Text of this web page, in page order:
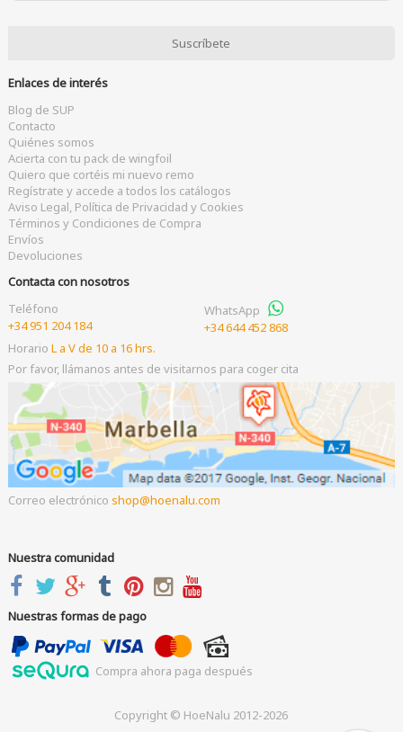
Enlaces de interés
Blog de SUP
Contacto
Quiénes somos
Acierta con tu pack de wingfoil
Quiero que cortéis mi nuevo remo
Regístrate y accede a todos los catálogos
Aviso Legal, Política de Privacidad y Cookies
Términos y Condiciones de Compra
Envíos
Devoluciones
Contacta con nosotros
Teléfono
+34 951 204 184
WhatsApp
+34 644 452 868
Horario L a V de 10 a 16 hrs.
Por favor, llámanos antes de visitarnos para coger cita
Correo electrónico shop hoenalu.com
Nuestra comunidad
Nuestras formas de pago
Compra ahora paga después
Copyright © HoeNalu 2012-2026